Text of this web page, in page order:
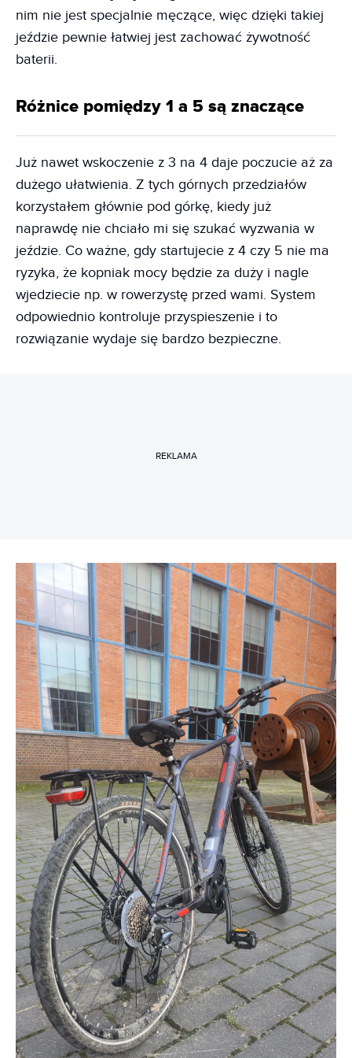
nim nie jest specjalnie męczące, więc dzięki takiej
jeździe pewnie łatwiej jest zachować żywotność
baterii.
Różnice pomiędzy 1 a 5 są znaczące
Już nawet wskoczenie z 3 na 4 daje poczucie aż za
dużego ułatwienia. Z tych górnych przedziałów
korzystałem głównie pod górkę, kiedy już
naprawdę nie chciało mi się szukać wyzwania w
jeździe. Co ważne, gdy startujecie z 4 czy 5 nie ma
ryzyka, że kopniak mocy będzie za duży i nagle
wjedziecie np. w rowerzystę przed wami. System
odpowiednio kontroluje przyspieszenie i to
rozwiązanie wydaje się bardzo bezpieczne.
REKLAMA